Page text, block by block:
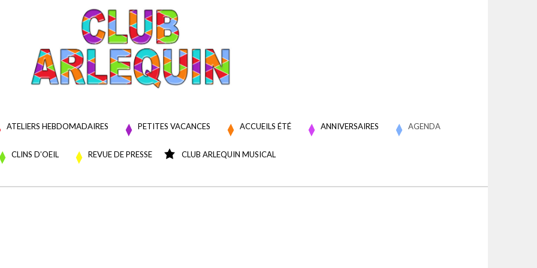
Club Arlequin
ATELIERS HEBDOMADAIRES PETITES VACANCES ACCUEILS ÉTÉ ANNIVERSAIRES AGENDA
CLINS D’OEIL REVUE DE PRESSE CLUB ARLEQUIN MUSICAL